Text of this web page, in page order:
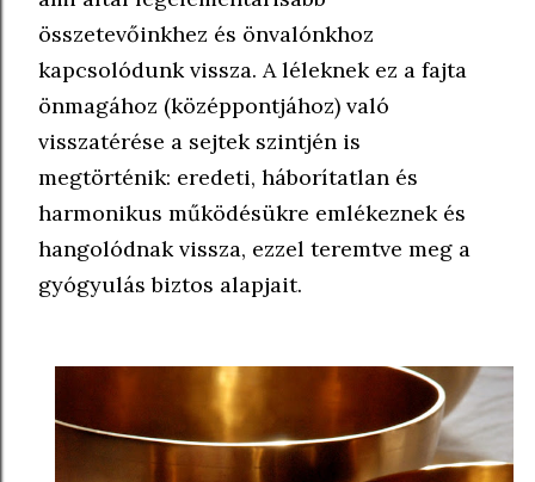
összetevőinkhez és önvalónkhoz
kapcsolódunk vissza. A léleknek ez a fajta
önmagához (középpontjához) való
visszatérése a sejtek szintjén is
megtörténik: eredeti, háborítatlan és
harmonikus működésükre emlékeznek és
hangolódnak vissza, ezzel teremtve meg a
gyógyulás biztos alapjait.